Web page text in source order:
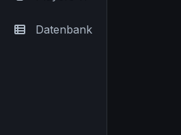
Datenbank